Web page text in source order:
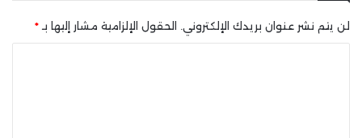
لن يتم نشر عنوان بريدك الإلكتروني. الحقول الإلزامية مشار إليها بـ*